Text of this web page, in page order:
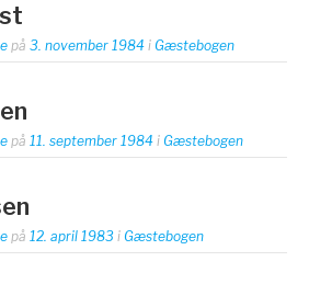
på 3. november 1984 i Gæstebogen
på 11. september 1984 i Gæstebogen
på 12. april 1983 i Gæstebogen